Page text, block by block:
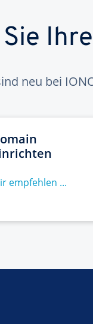
neu bei
empfehlen ...